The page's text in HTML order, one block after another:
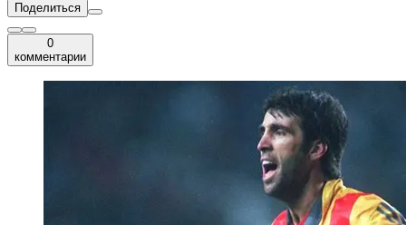
Поделиться
0
комментарии